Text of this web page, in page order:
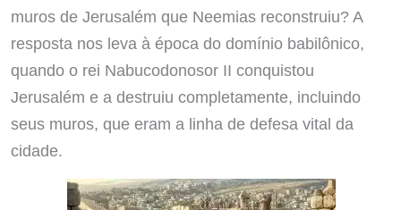
muros de Jerusalém que Neemias reconstruiu? A
resposta nos leva à época do domínio babilônico,
quando o rei Nabucodonosor II conquistou
Jerusalém e a destruiu completamente, incluindo
seus muros, que eram a linha de defesa vital da
cidade.